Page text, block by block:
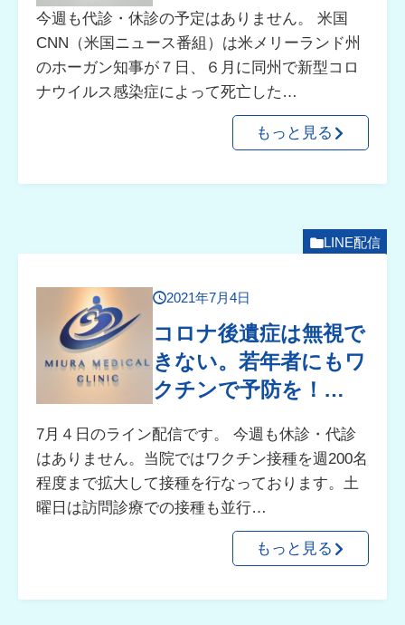
今週も代診・休診の予定はありません。 米国
CNN（米国ニュース番組）は米メリーランド州
のホーガン知事が７日、６月に同州で新型コロ
ナウイルス感染症によって死亡した…
もっと見る
LINE配信
2021年7月4日
コロナ後遺症は無視で
きない。若年者にもワ
クチンで予防を！…
7月４日のライン配信です。 今週も休診・代診
はありません。当院ではワクチン接種を週200名
程度まで拡大して接種を行なっております。土
曜日は訪問診療での接種も並行…
もっと見る